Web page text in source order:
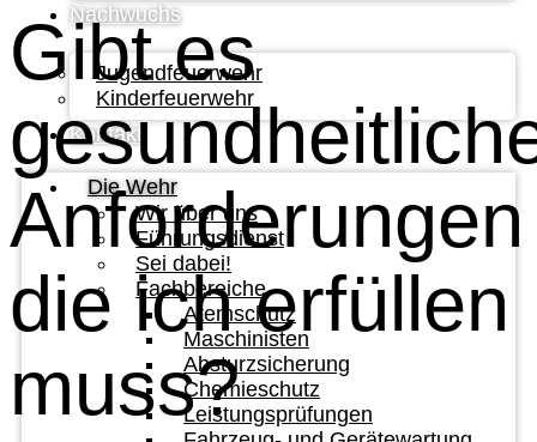
Nachwuchs
Jugendfeuerwehr
Kinderfeuerwehr
Kontakt
Die Wehr
Wir über uns
Führungsdienst
Sei dabei!
Fachbereiche
Atemschutz
Maschinisten
Absturzsicherung
Chemieschutz
Leistungsprüfungen
Gibt es
Anforderungen
die ich erfüllen
muss?